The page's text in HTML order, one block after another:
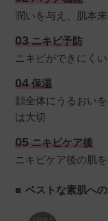
潤いを与え、肌本
03 ニキビ予防
ニキビができにく
04 保湿
顔全体にうるおい
は大切
05 ニキビケア後
ニキビケア後の肌
■ ベストな素肌へ